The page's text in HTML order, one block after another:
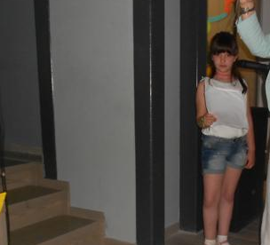
τάξη… εξ
εξ
εξ